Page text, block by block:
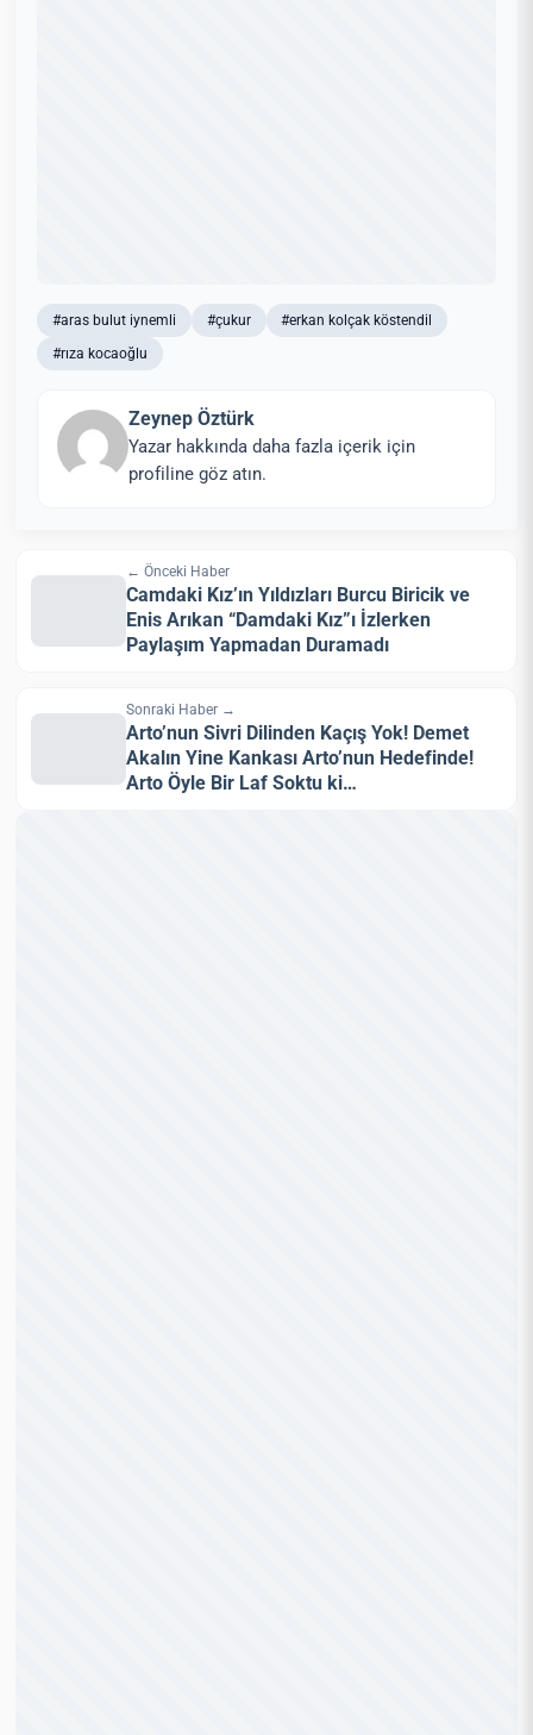
#aras bulut iynemli #çukur
#erkan kolçak köstendil
#rıza kocaoğlu
Zeynep Öztürk
Yazar hakkında daha fazla içerik için
profiline göz atın.
← Önceki Haber
Camdaki Kız’ın Yıldızları Burcu Biricik ve
Enis Arıkan “Damdaki Kız”ı İzlerken
Paylaşım Yapmadan Duramadı
Sonraki Haber →
Arto’nun Sivri Dilinden Kaçış Yok! Demet
Akalın Yine Kankası Arto’nun Hedefinde!
Arto Öyle Bir Laf Soktu ki…